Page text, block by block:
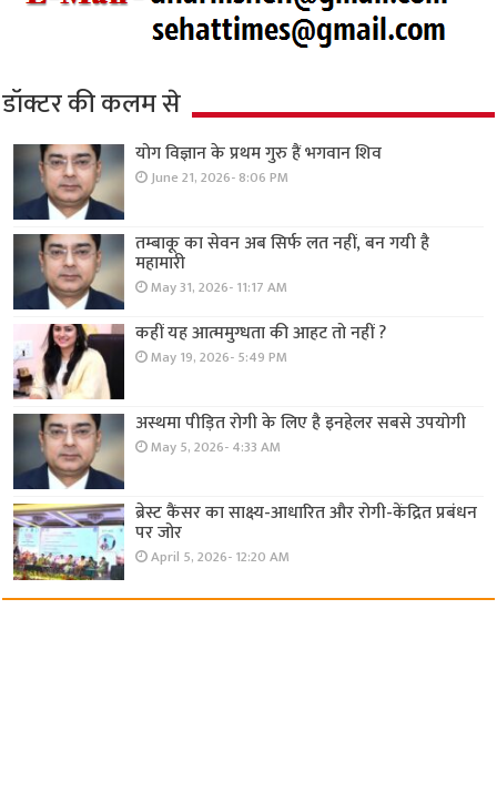
डॉक्टर की कलम से
योग विज्ञान के प्रथम गुरु हैं भगवान शिव
June 21, 2026- 8:06 PM
तम्बाकू का सेवन अब सिर्फ लत नहीं, बन गयी है
महामारी
May 31, 2026- 11:17 AM
कहीं यह आत्ममुग्धता की आहट तो नहीं ?
May 19, 2026- 5:49 PM
अस्थमा पीड़ित रोगी के लिए है इनहेलर सबसे उपयोगी
May 5, 2026- 4:33 AM
ब्रेस्ट कैंसर का साक्ष्य-आधारित और रोगी-केंद्रित प्रबंधन
पर जोर
April 5, 2026- 12:20 AM